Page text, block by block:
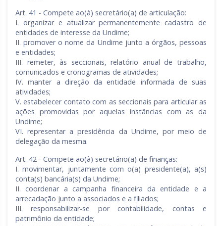
Art. 41 - Compete ao(à) secretário(a) de articulação:
I. organizar e atualizar permanentemente cadastro de
entidades de interesse da Undime;
II. promover o nome da Undime junto a órgãos, pessoas
e entidades;
III. remeter, às seccionais, relatório anual de trabalho,
comunicados e cronogramas de atividades;
IV. manter a direção da entidade informada de suas
atividades;
V. estabelecer contato com as seccionais para articular as
ações promovidas por aquelas instâncias com as da
Undime;
VI. representar a presidência da Undime, por meio de
delegação da mesma.
Art. 42 - Compete ao(à) secretário(a) de finanças:
I. movimentar, juntamente com o(a) presidente(a), a(s)
conta(s) bancária(s) da Undime;
II. coordenar a campanha financeira da entidade e a
arrecadação junto a associados e a filiados;
III. responsabilizar-se por contabilidade, contas e
patrimônio da entidade;